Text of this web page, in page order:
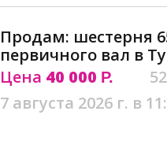
Продам: шестерня
первичного вал в
Цена 40 000 Р.
7 августа 2026 г. в